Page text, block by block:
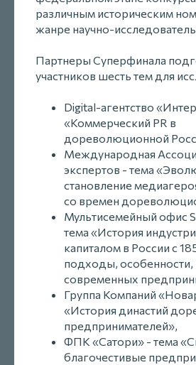
различным историческим
жанре научно-
Партнеры Суперфинала
участников шесть тем для
Digital-агентство
«Коммерческий PR в
дореволюционной
Международная
экспертов - тема
становление
со времен
Мультисемейный офис
тема «История
капиталом в России с
подходы,
современных
Группа Компаний
«История династий
предпринимателей»,
ФПК «Сатори» - тема
благочестивые